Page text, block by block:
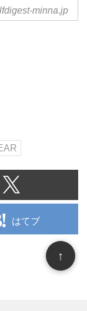
したアン・ソ
合では、例年
minna.jp
はてブ
↑